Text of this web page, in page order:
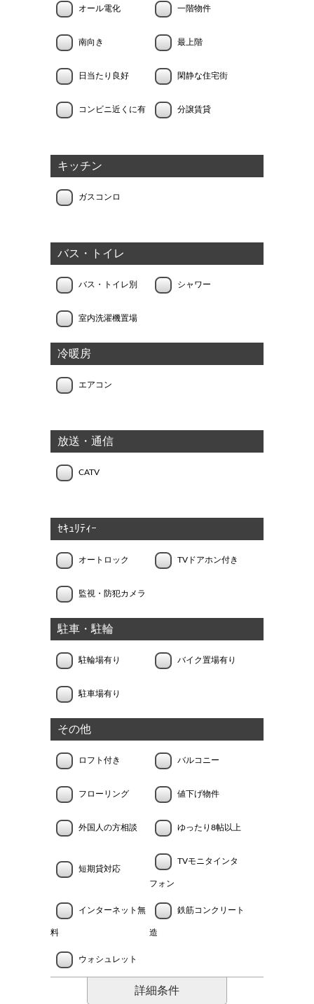
オール電化 一階物件
南向き 最上階
日当たり良好 閑静な住宅街
コンビニ近くに有 分譲賃貸
キッチン
ガスコンロ
バス・トイレ
バス・トイレ別 シャワー
室内洗濯機置場
冷暖房
エアコン
放送・通信
CATV
ｾｷｭﾘﾃｨｰ
オートロック TVドアホン付き
監視・防犯カメラ
駐車・駐輪
駐輪場有り バイク置場有り
駐車場有り
その他
ロフト付き バルコニー
フローリング 値下げ物件
外国人の方相談 ゆったり8帖以上
短期貸対応
TVモニタインタ
フォン
インターネット無
料
鉄筋コンクリート
造
ウォシュレット